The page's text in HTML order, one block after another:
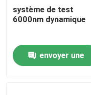
Dynamomètre de
Dynamomètre à
système de test
6000nm dynamique
envoyer une